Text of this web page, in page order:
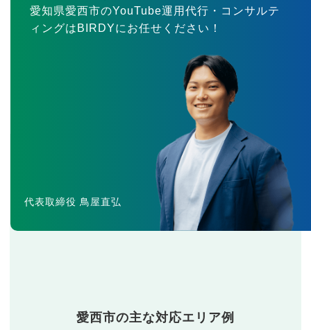
愛知県愛西市のYouTube運用代行・コンサルテ
ィングはBIRDYにお任せください！
代表取締役 鳥屋直弘
愛西市の主な対応エリア例